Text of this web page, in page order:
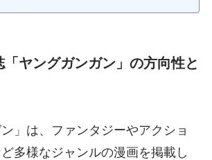
ヤングガンガン」の方向性と
ン」は、ファンタジーやアクショ
多様なジャンルの漫画を掲載し